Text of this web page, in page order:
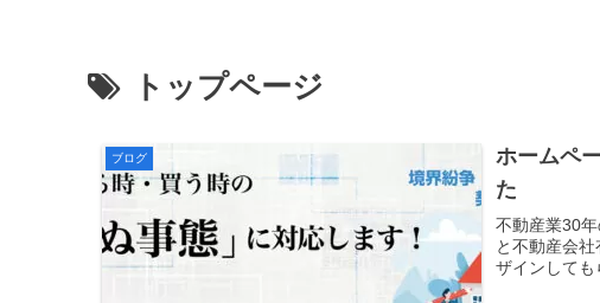
トップページ
ブログ
ホームペ
た
不動産業30
と不動産会
ザインしても